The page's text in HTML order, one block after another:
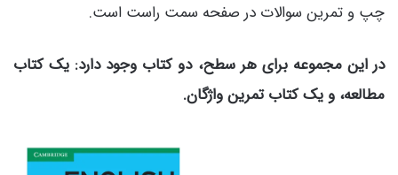
چپ و تمرین سوالات در صفحه سمت راست است.
در این مجموعه برای هر سطح، دو کتاب وجود دارد: یک کتاب
مطالعه، و یک کتاب تمرین واژگان.